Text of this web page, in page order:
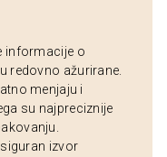
informacije o
redovno ažurirane.
menjaju i
su najpreciznije
izvor